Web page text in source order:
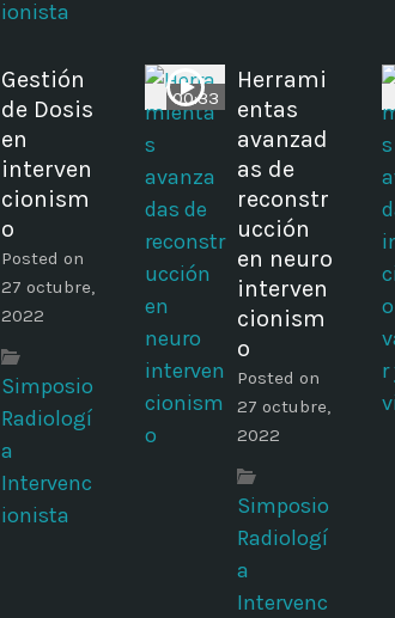
ionista
Gestión
de Dosis
en
interven
cionism
o
Posted on
27 octubre,
2022
Simposio
Radiologí
a
Intervenc
ionista
00:33
Herrami
entas
avanzad
as de
reconstr
ucción
en neuro
interven
cionism
o
Posted on
27 octubre,
2022
Simposio
Radiologí
a
Intervenc